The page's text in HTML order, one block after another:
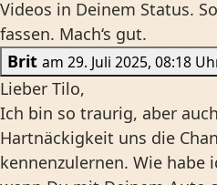
Videos in Deinem Status.
fassen. Mach‘s gut.
Brit
am 29. Juli 2025, 08:18
Lieber Tilo,
Ich bin so traurig, aber
Hartnäckigkeit uns die
kennenzulernen. Wie